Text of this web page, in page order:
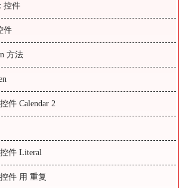
控件
件
方法
件 Calendar 2
件 Literal
件 用 重复